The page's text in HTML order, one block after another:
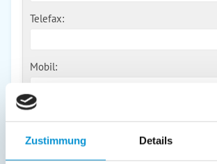
Zustimmung Details
Telefax:
Mobil:
E-Mail: